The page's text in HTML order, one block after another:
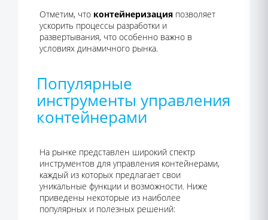
Отметим, что контейнеризация позволяет
ускорить процессы разработки и
развертывания, что особенно важно в
условиях динамичного рынка.
Популярные
инструменты управления
контейнерами
На рынке представлен широкий спектр
инструментов для управления контейнерами,
каждый из которых предлагает свои
уникальные функции и возможности. Ниже
приведены некоторые из наиболее
популярных и полезных решений: